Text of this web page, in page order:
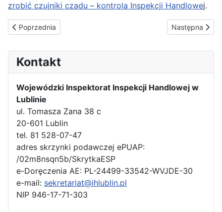
zrobić czujniki czadu – kontrola Inspekcji Handlowej.
Poprzednia strona: Black Friday, Black Week, Cyber Monday –
Poprzednia Następna
Następna
Kontakt
Wojewódzki Inspektorat Inspekcji Handlowej w
Lublinie
ul. Tomasza Zana 38 c
20-601 Lublin
tel. 81 528-07-47
adres skrzynki podawczej ePUAP:
/02m8nsqn5b/SkrytkaESP
e-Doręczenia AE: PL-24499-33542-WVJDE-30
e-mail: sekretariat@ihlublin.pl
NIP 946-17-71-303